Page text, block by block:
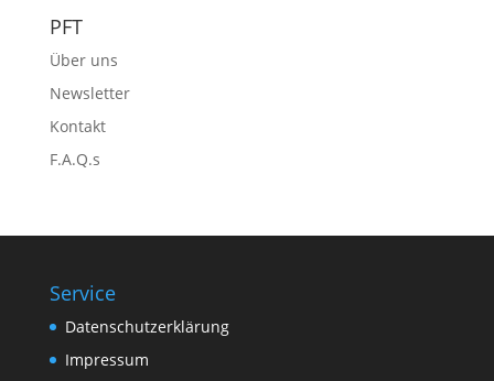
PFT
Über uns
Newsletter
Kontakt
F.A.Q.s
Service
Datenschutzerklärung
Impressum